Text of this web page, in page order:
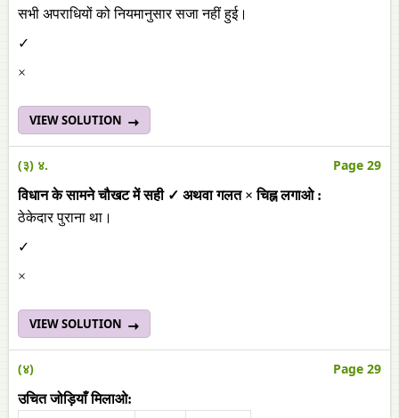
सभी अपराधियों को नियमानुसार सजा नहीं हुई।
✓
×
VIEW SOLUTION
(३) ४. Page 29
विधान के सामने चौखट में सही ✓ अथवा गलत × चिह्न लगाओ :
ठेकेदार पुराना था।
✓
×
VIEW SOLUTION
(४) Page 29
उचित जोड़ियाँ मिलाओ: